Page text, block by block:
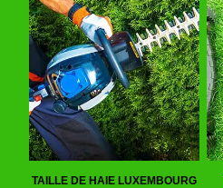
TAILLE DE HAIE LUXEMBOURG